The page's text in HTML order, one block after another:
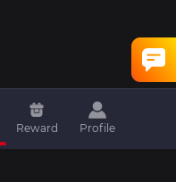
Reward Profile